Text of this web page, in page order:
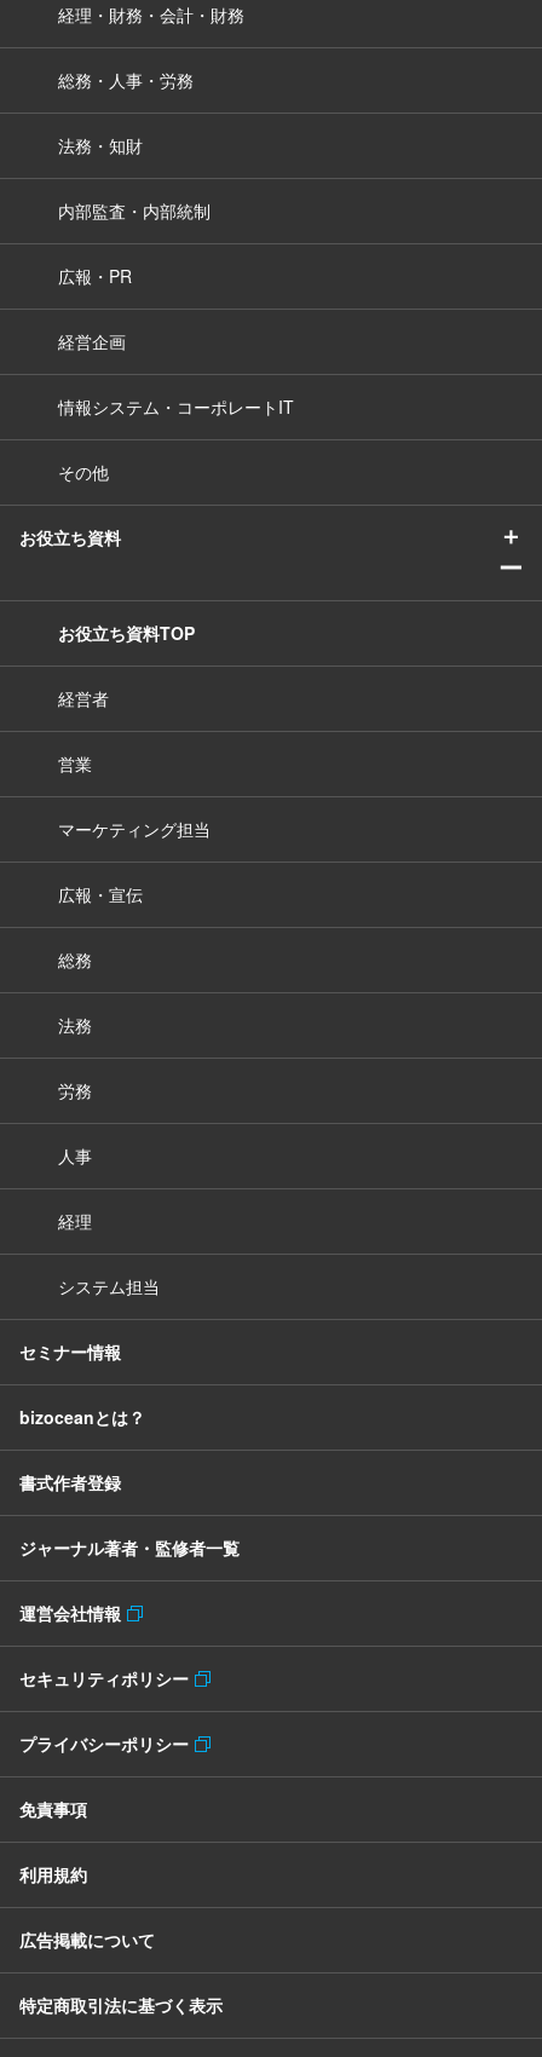
経理・財務・会計・財務
総務・人事・労務
法務・知財
内部監査・内部統制
広報・PR
経営企画
情報システム・コーポレートIT
その他
お役立ち資料
＋
ー
お役立ち資料TOP
経営者
営業
マーケティング担当
広報・宣伝
総務
法務
労務
人事
経理
システム担当
セミナー情報
bizoceanとは？
書式作者登録
ジャーナル著者・監修者一覧
運営会社情報
セキュリティポリシー
プライバシーポリシー
免責事項
利用規約
広告掲載について
特定商取引法に基づく表示